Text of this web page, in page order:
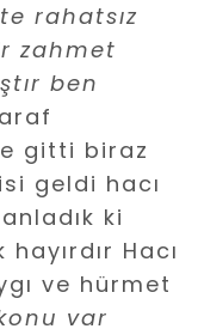
rahatsız
zahmet
ben
gitti biraz
geldi hacı
ki
Hacı
ve hürmet
var